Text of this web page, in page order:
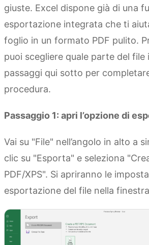
giuste. Excel dispone già di una
esportazione integrata che ti
foglio in un formato PDF pulito.
puoi scegliere quale parte del file
passaggi qui sotto per
procedura.
Passaggio 1: apri l’opzione di
Vai su "File" nell’angolo in alto a
clic su "Esporta" e seleziona
PDF/XPS". Si apriranno le
esportazione del file nella